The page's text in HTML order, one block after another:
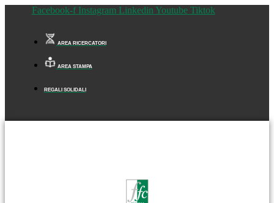
Facebook-f Instagram Linkedin Youtube Tiktok
AREA RICERCATORI
AREA STAMPA
REGALI SOLIDALI